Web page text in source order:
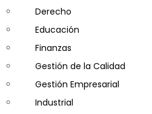
Derecho
Educación
Finanzas
Gestión de la Calidad
Gestión Empresarial
Industrial